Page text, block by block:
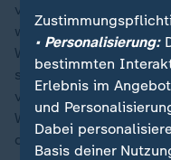
von einigen
wieder gibt es
Windkraft soll
sogar zerstören und
verantwortlich sein.
Windkraft eigentlich
die Natur?
• Personalisierung:
bestimmten
Erlebnis im
und
Dabei
Basis deiner